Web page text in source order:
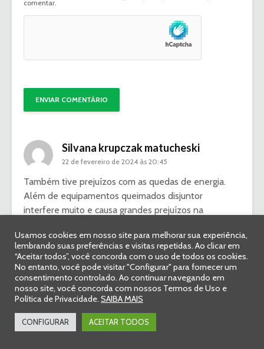
comentar.
Silvana krupczak matucheski
22 de fevereiro de 2024 às 20:45
Também tive prejuízos com as quedas de energia.
Além de equipamentos queimados disjuntor
interfere muito e causa grandes prejuízos na
condicionado ligados constantemente
Responder
Carlos Filho
23 de fevereiro de 2024 às 13:30
Olá Silvana,
Usamos cookies em nosso site para melhorar sua experiência,
lembrando suas preferências e visitas repetidas. Ao clicar em
“Aceitar todos”, você concorda com o uso de todos os cookies.
No entanto, você pode visitar "Configurar" para fornecer um
consentimento controlado. Ao continuar navegando em
nosso site, você concorda com nossos Termos de Uso e
Política de Privacidade. SAIBA MAIS
CONFIGURAR ACEITAR TODOS